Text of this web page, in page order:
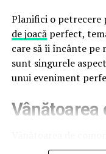
false de streaming,
promit bilete,
meciuri. FBI a emis
site-urile care
modificări minore
a colecta date
de cercetătorii în
Planifici o petrecere
de joacăperfect,
care să îi încânte pe
sunt singurele
unui eveniment
Vânătoarea
pentru copii este